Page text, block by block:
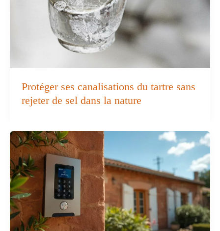
Protéger ses canalisations du tartre sans
rejeter de sel dans la nature